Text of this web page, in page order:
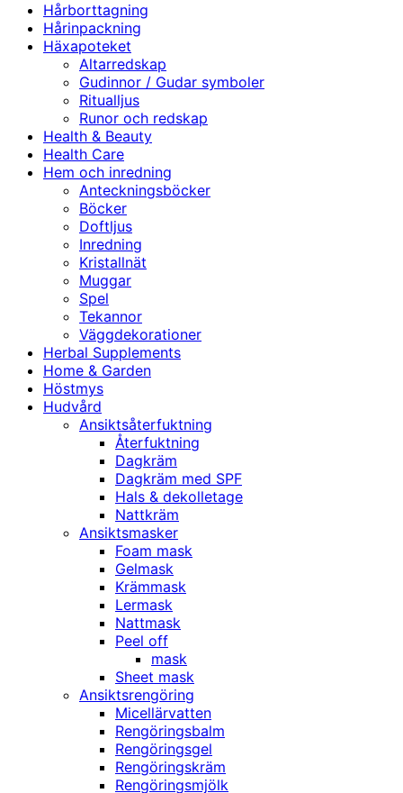
Hårborttagning
Hårinpackning
Häxapoteket
Altarredskap
Gudinnor / Gudar symboler
Ritualljus
Runor och redskap
Health & Beauty
Health Care
Hem och inredning
Anteckningsböcker
Böcker
Doftljus
Inredning
Kristallnät
Muggar
Spel
Tekannor
Väggdekorationer
Herbal Supplements
Home & Garden
Höstmys
Hudvård
Ansiktsåterfuktning
Återfuktning
Dagkräm
Dagkräm med SPF
Hals & dekolletage
Nattkräm
Ansiktsmasker
Foam mask
Gelmask
Krämmask
Lermask
Nattmask
Peel off
mask
Sheet mask
Ansiktsrengöring
Micellärvatten
Rengöringsbalm
Rengöringsgel
Rengöringskräm
Rengöringsmjölk